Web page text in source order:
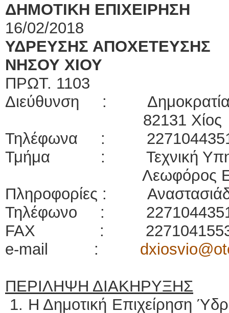
ΔΗΜΟΤΙΚΗ ΕΠΙΧΕΙΡΗΣΗ
16/02/2018
ΥΔΡΕΥΣΗΣ ΑΠΟΧΕΤΕΥΣΗΣ
ΝΗΣΟΥ ΧΙΟΥ
ΠΡΩΤ. 1103
Διεύθυνση :
82131 Χίος
Τηλέφωνα : 2271044351
Τμήμα : Τεχνική
Λεωφόρος
Πληροφορίες :
Τηλέφωνο :
FAX :
e-mail :
ΠΕΡΙΛΗΨΗ ΔΙΑΚΗΡΥΞΗΣ
1. Η Δημοτική Επιχείρηση